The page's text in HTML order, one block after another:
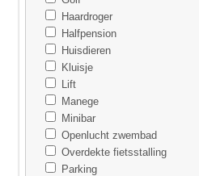
Haardroger
Halfpension
Huisdieren
Kluisje
Lift
Manege
Minibar
Openlucht zwembad
Overdekte fietsstalling
Parking